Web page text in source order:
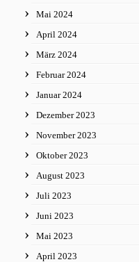
Mai 2024
April 2024
März 2024
Februar 2024
Januar 2024
Dezember 2023
November 2023
Oktober 2023
August 2023
Juli 2023
Juni 2023
Mai 2023
April 2023